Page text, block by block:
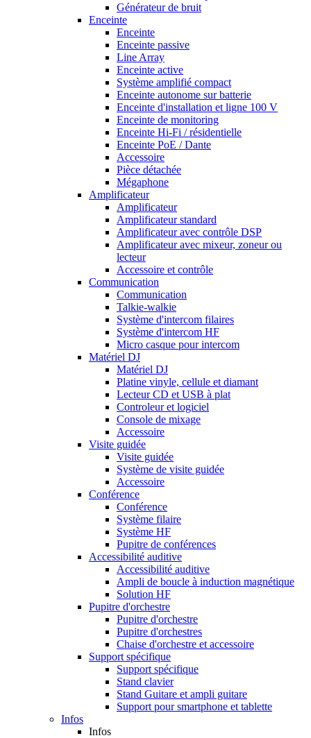
Générateur de bruit
Enceinte
Enceinte
Enceinte passive
Line Array
Enceinte active
Système amplifié compact
Enceinte autonome sur batterie
Enceinte d'installation et ligne 100 V
Enceinte de monitoring
Enceinte Hi-Fi / résidentielle
Enceinte PoE / Dante
Accessoire
Pièce détachée
Mégaphone
Amplificateur
Amplificateur
Amplificateur standard
Amplificateur avec contrôle DSP
Amplificateur avec mixeur, zoneur ou
lecteur
Accessoire et contrôle
Communication
Communication
Talkie-walkie
Système d'intercom filaires
Système d'intercom HF
Micro casque pour intercom
Matériel DJ
Matériel DJ
Platine vinyle, cellule et diamant
Lecteur CD et USB à plat
Controleur et logiciel
Console de mixage
Accessoire
Visite guidée
Visite guidée
Système de visite guidée
Accessoire
Conférence
Conférence
Système filaire
Système HF
Pupitre de conférences
Accessibilité auditive
Accessibilité auditive
Ampli de boucle à induction magnétique
Solution HF
Pupitre d'orchestre
Pupitre d'orchestre
Pupitre d'orchestres
Chaise d'orchestre et accessoire
Support spécifique
Support spécifique
Stand clavier
Stand Guitare et ampli guitare
Support pour smartphone et tablette
Infos
Infos